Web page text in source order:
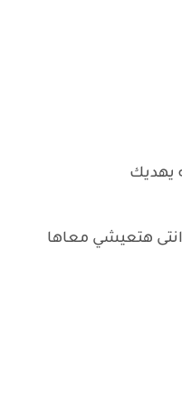
يهديك
هتعيشي معاها